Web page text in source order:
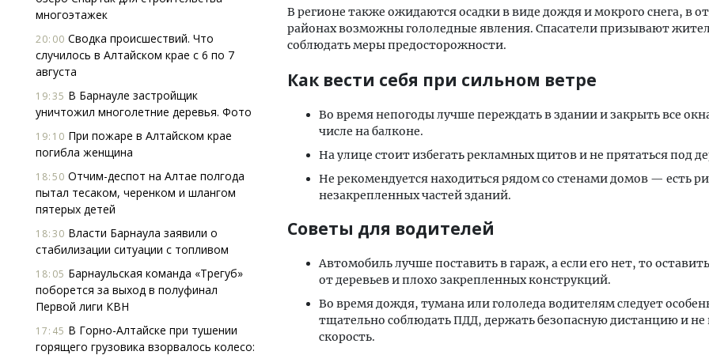
многоэтажек
20:00 Сводка происшествий. Что
случилось в Алтайском крае с 6 по 7
августа
19:35 В Барнауле застройщик
уничтожил многолетние деревья. Фото
19:10 При пожаре в Алтайском крае
погибла женщина
18:50 Отчим-деспот на Алтае полгода
пытал тесаком, черенком и шлангом
пятерых детей
18:30 Власти Барнаула заявили о
стабилизации ситуации с топливом
18:05 Барнаульская команда «Трегуб»
поборется за выход в полуфинал
Первой лиги КВН
17:45 В Горно-Алтайске при тушении
горящего грузовика взорвалось колесо:
В регионе также ожидаются осадки в виде дождя и мокрого снега, в
районах возможны гололедные явления. Спасатели призывают
соблюдать меры предосторожности.
Как вести себя при сильном ветре
Во время непогоды лучше переждать в здании и закрыть все
числе на балконе.
На улице стоит избегать рекламных щитов и не прятаться под
Не рекомендуется находиться рядом со стенами домов — есть
незакрепленных частей зданий.
Советы для водителей
Автомобиль лучше поставить в гараж, а если его нет, то
от деревьев и плохо закрепленных конструкций.
Во время дождя, тумана или гололеда водителям следует
тщательно соблюдать ПДД, держать безопасную дистанцию и
скорость.